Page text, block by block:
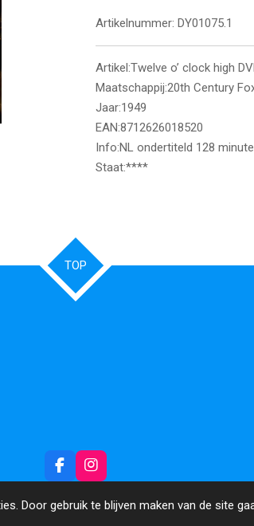
Door gebruik te blijven maken van de site
Artikelnummer: DY01075.1
Artikel:Twelve o’ clock high
Maatschappij:20th Century
Jaar:1949
EAN:8712626018520
Info:NL ondertiteld 128
Staat:****
TOP
F
a
c
I
n
s